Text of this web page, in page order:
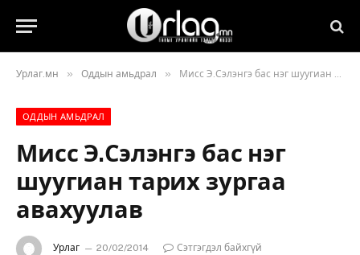
Урлаг.мн » Оддын амьдрал » Мисс Э.Сэлэнгэ бас нэг шуугиан тарих зургаа авахуулав
ОДДЫН АМЬДРАЛ
Мисс Э.Сэлэнгэ бас нэг
шуугиан тарих зургаа
авахуулав
Урлаг 20/02/2014
Сэтгэгдэл байхгүй